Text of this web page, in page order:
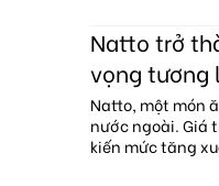
Natto trở
vọng tương
Natto, một món
nước ngoài. Giá
kiến mức tăng